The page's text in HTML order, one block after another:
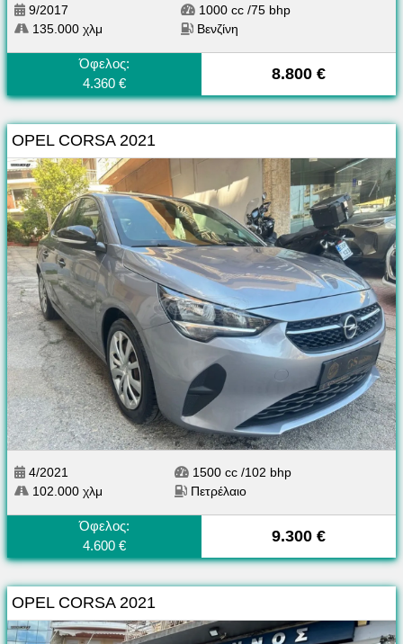
9/2017
135.000 χλμ
1000 cc /75 bhp
Βενζίνη
Όφελος:
4.360 €
8.800 €
OPEL CORSA 2021
4/2021
102.000 χλμ
1500 cc /102 bhp
Πετρέλαιο
Όφελος:
4.600 €
9.300 €
OPEL CORSA 2021